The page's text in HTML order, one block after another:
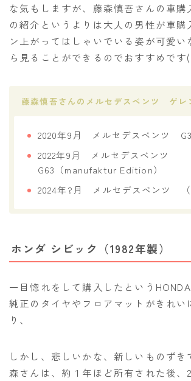
な気もしますが、藤森慎吾さんの車購
の紹介というよりは大人の男性が車購
ン上がってはしゃいでいる姿が可愛い
ら見ることができるのでおすすめです
藤森慎吾さんのメルセデスベンツ ゲレ
2020年9月 メルセデスベンツ
2022年9月 メルセデスベンツ
G63（manufaktur Edition）
2024年?月 メルセデスベンツ （
ホンダ シビック（1982年製）
一目惚れをして購入したというHONDA
純正のタイヤやフロアマットがきれい
り、
しかし、悲しいかな、新しいものずき
森さんは、約１年ほど所有された後、